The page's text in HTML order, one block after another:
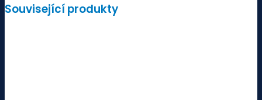
Související produkty